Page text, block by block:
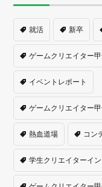
就活 新卒
ゲームクリエイター
イベントレポート
ゲームクリエイター
熱血道場 コン
学生クリエイターイ